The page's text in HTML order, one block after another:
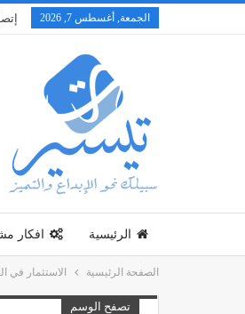
الجمعة, أغسطس 7, 2026
الرئيسية افكار
الصفحة الرئيسية الاستثمار في
تصفح الوسم